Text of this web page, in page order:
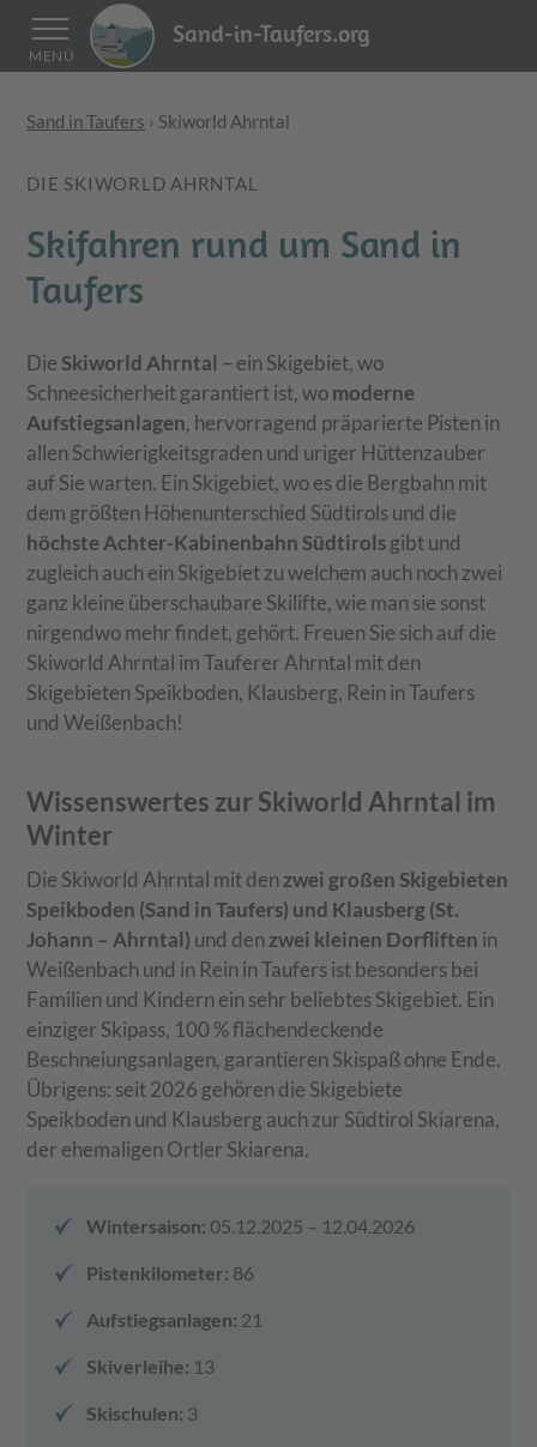
MENÜ
Sand-in-Taufers.org
Sand in Taufers › Skiworld Ahrntal
DIE SKIWORLD AHRNTAL
Skifahren rund um Sand in
Taufers
DieSkiworld Ahrntal – ein Skigebiet, wo
Schneesicherheit garantiert ist, womoderne
Aufstiegsanlagen, hervorragend präparierte Pisten in
allen Schwierigkeitsgraden und uriger Hüttenzauber
auf Sie warten. Ein Skigebiet, wo es die Bergbahn mit
dem größten Höhenunterschied Südtirols und die
höchste Achter-Kabinenbahn Südtirolsgibt und
zugleich auch ein Skigebiet zu welchem auch noch zwei
ganz kleine überschaubare Skilifte, wie man sie sonst
nirgendwo mehr findet, gehört. Freuen Sie sich auf die
Skiworld Ahrntal im Tauferer Ahrntal mit den
Skigebieten Speikboden, Klausberg, Rein in Taufers
und Weißenbach!
Wissenswertes zur Skiworld Ahrntal im
Winter
Die Skiworld Ahrntal mit den zwei großen Skigebieten
Speikboden (Sand in Taufers) und Klausberg (St.
Johann – Ahrntal) und den zwei kleinen Dorfliften in
Weißenbach und in Rein in Taufers ist besonders bei
Familien und Kindern ein sehr beliebtes Skigebiet. Ein
einziger Skipass, 100 % flächendeckende
Beschneiungsanlagen, garantieren Skispaß ohne Ende.
Übrigens: seit 2026 gehören die Skigebiete
Speikboden und Klausberg auch zur Südtirol Skiarena,
der ehemaligen Ortler Skiarena.
Wintersaison:05.12.2025 – 12.04.2026
Pistenkilometer: 86
Aufstiegsanlagen: 21
Skiverleihe: 13
Skischulen: 3